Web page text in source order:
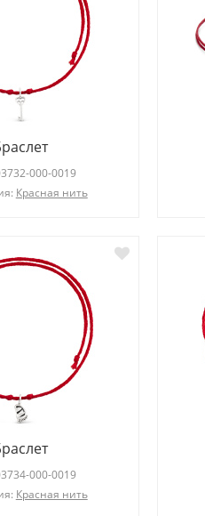
000-0019
Красная нить
000-0019
Красная нить